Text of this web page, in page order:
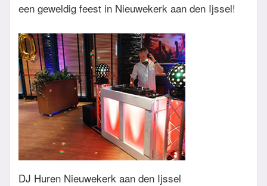
een geweldig feest in Nieuwekerk aan den Ijssel!
DJ Huren Nieuwekerk aan den Ijssel